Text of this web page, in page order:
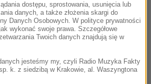
dostępu, sprostowania, usunięcia lub
danych, a także złożenia skargi do
Danych Osobowych. W polityce prywatności
wykonać swoje prawa. Szczegółowe
Twoich danych znajdują się w
jesteśmy my, czyli Radio Muzyka Fakty
k. z siedzibą w Krakowie, al. Waszyngtona